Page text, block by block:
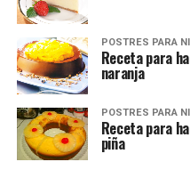
POSTRES PARA
Receta para
naranja
POSTRES PARA
Receta para
piña